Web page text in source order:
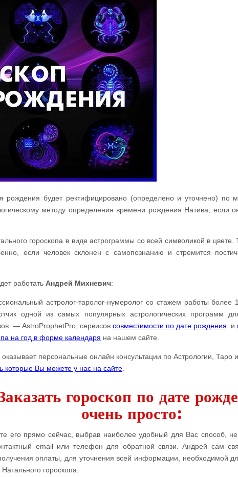
рождения будет ректифицировано (определено и уточнено) по
методу определения времени рождения Натива, если
гороскопа в виде астрограммы со всей символикой в цвете.
если человек склонен с самопознанию и стремится
работать Андрей Михневич:
астролог-таролог-нумеролог со стажем работы более
одной из самых популярных астрологических программ
— AstroProphetPro, сервисов совместимости по дате рождения и
на год в форме календаря на нашем сайте.
персональные онлайн консультации по Астрологии, Таро
которые Вы можете у нас на сайте.
гороскоп по дате
очень просто:
его прямо сейчас, выбрав наиболее удобный для Вас способ, не
email или телефон для обратной связи. Андрей сам
оплаты, для уточнения всей информации, необходимой
гороскопа.